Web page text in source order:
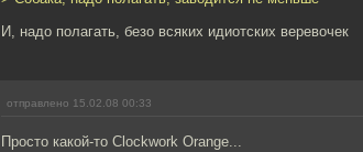
И, надо полагать, безо всяких идиотских веревочек
отправлено 15.02.08 00:33
Просто какой-то Clockwork Orange...